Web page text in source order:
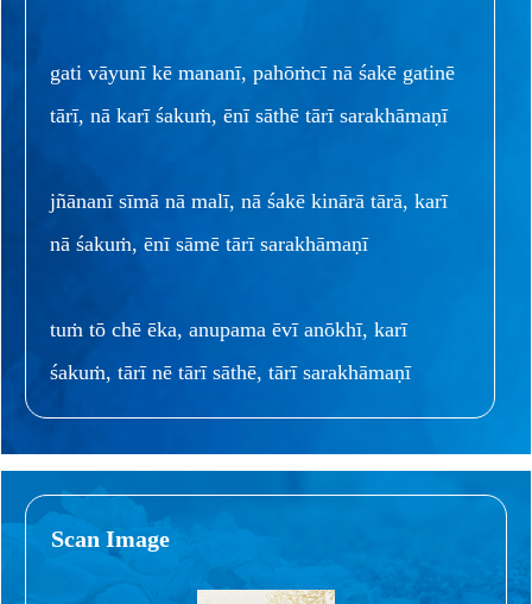
gati vāyunī kē mananī, pahōṁcī nā śakē gatinē
tārī, nā karī śakuṁ, ēnī sāthē tārī sarakhāmaṇī
jñānanī sīmā nā malī, nā śakē kinārā tārā, karī
nā śakuṁ, ēnī sāmē tārī sarakhāmaṇī
tuṁ tō chē ēka, anupama ēvī anōkhī, karī
śakuṁ, tārī nē tārī sāthē, tārī sarakhāmaṇī
Scan Image